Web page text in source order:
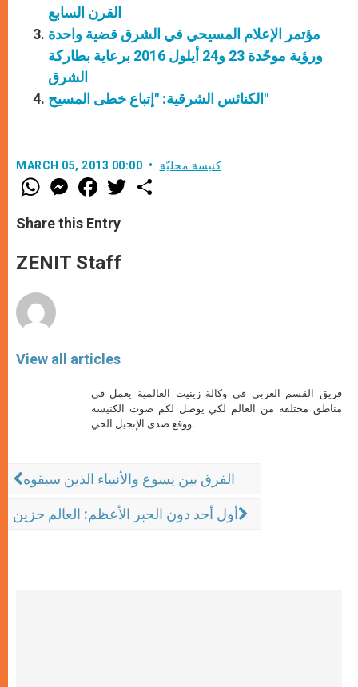
القرن السابع
مؤتمر الإعلام المسيحي في الشرق قضية واحدة
ورؤية موحّدة 23 و24 أيلول 2016 برعاية بطاركة
الشرق
الكنائس الشرقية: "إتباع خطى المسيح"
MARCH 05, 2013 00:00 كنيسة محليّة
W
h
t
s
p
p
M
e
s
e
g
e
F
a
e
b
o
k
w
Share this Entry
ZENIT Staff
View all articles
فريق القسم العربي في وكالة زينيت العالمية يعمل في
مناطق مختلفة من العالم لكي يوصل لكم صوت الكنيسة
ووقع صدى الإنجيل الحي.
الفرق بين يسوع والأنبياء الذين سبقوه
أول أحد دون الحبر الأعظم: العالم حزين